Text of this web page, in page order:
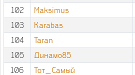
102
Maksimus
103
Karabas
104
Taran
105
Динамо85
106
Тот_Самый